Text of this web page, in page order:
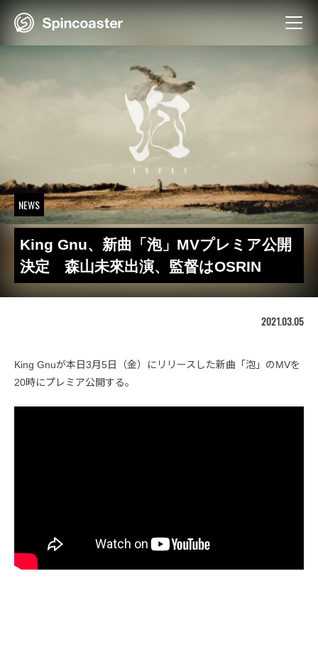
NEWS
King Gnu、新曲「泡」MVプレミア公開
決定 森山未來出演、監督はOSRIN
2021.03.05
King Gnuが本日3月5日（金）にリリースした新曲「泡」のMVを
20時にプレミア公開する。